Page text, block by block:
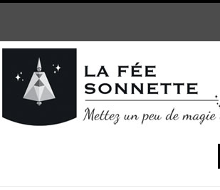
contenu
principal